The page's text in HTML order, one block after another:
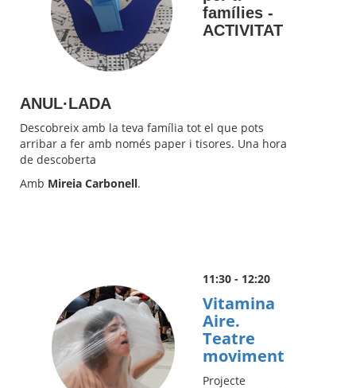
famílies -
ACTIVITAT
ANUL·LADA
Descobreix amb la teva família tot el que pots
arribar a fer amb només paper i tisores. Una hora
de descoberta
Amb Mireia Carbonell.
11:30 - 12:20
Vitamina
Aire.
Teatre
moviment
Projecte